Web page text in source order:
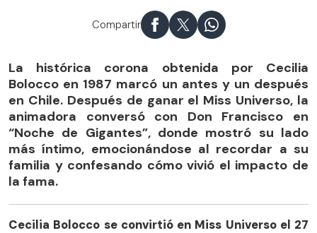
Compartir
La histórica corona obtenida por Cecilia
Bolocco en 1987 marcó un antes y un después
en Chile. Después de ganar el Miss Universo, la
animadora conversó con Don Francisco en
“Noche de Gigantes”, donde mostró su lado
más íntimo, emocionándose al recordar a su
familia y confesando cómo vivió el impacto de
la fama.
Cecilia Bolocco se convirtió en Miss Universo el 27